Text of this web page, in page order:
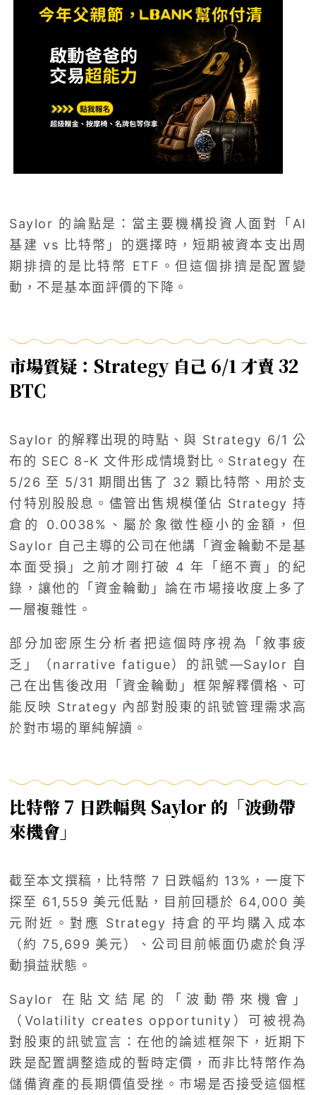
Saylor 的論點是：當主要機構投資人面對「AI
基建 vs 比特幣」的選擇時，短期被資本支出周
期排擠的是比特幣 ETF。但這個排擠是配置變
動，不是基本面評價的下降。
市場質疑：Strategy 自己 6/1 才賣 32
BTC
Saylor 的解釋出現的時點、與 Strategy 6/1 公
布的 SEC 8-K 文件形成情境對比。Strategy 在
5/26 至 5/31 期間出售了 32 顆比特幣、用於支
付特別股股息。儘管出售規模僅佔 Strategy 持
倉的 0.0038%、屬於象徵性極小的金額，但
Saylor 自己主導的公司在他講「資金輪動不是基
本面受損」之前才剛打破 4 年「絕不賣」的紀
錄，讓他的「資金輪動」論在市場接收度上多了
一層複雜性。
部分加密原生分析者把這個時序視為「敘事疲
乏」（narrative fatigue）的訊號—Saylor 自
己在出售後改用「資金輪動」框架解釋價格、可
能反映 Strategy 內部對股東的訊號管理需求高
於對市場的單純解讀。
比特幣 7 日跌幅與 Saylor 的「波動帶
來機會」
截至本文撰稿，比特幣 7 日跌幅約 13%，一度下
探至 61,559 美元低點，目前回穩於 64,000 美
元附近。對應 Strategy 持倉的平均購入成本
（約 75,699 美元）、公司目前帳面仍處於負浮
動損益狀態。
Saylor 在貼文結尾的「波動帶來機會」
（Volatility creates opportunity）可被視為
對股東的訊號宣言：在他的論述框架下，近期下
跌是配置調整造成的暫時定價，而非比特幣作為
儲備資產的長期價值受挫。市場是否接受這個框